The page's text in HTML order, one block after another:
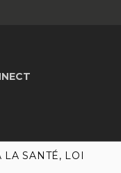
LA SANTÉ, LOI
LA SANTÉ, LOI